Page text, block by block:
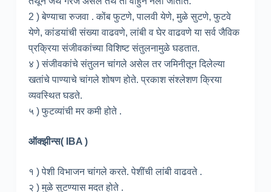
2 ) बेण्याचा रुजवा . कोंब फुटणे, पालवी येणे, मुळे सुटणे, फुटवे
येणे, कांडयांची संख्या वाढवणे, लांबी व घेर वाढवणे या सर्व जैविक
प्रक्रिया संजीवकांच्या विशिष्ट संतुलनामुळे घडतात.
४ ) संजीवकांचे संतुलन चांगले असेल तर जमिनीतून दिलेल्या
खतांचे पाण्याचे चांगले शोषण होते. प्रकाश संश्लेशण क्रिया
व्यवस्थित घडते.
५ ) फुटव्यांची मर कमी होते .
ऑक्झीन्स( IBA )
१ ) पेशी विभाजन चांगले करते. पेशींची लांबी वाढवते .
२ ) मुळे सुटण्यास मदत होते .